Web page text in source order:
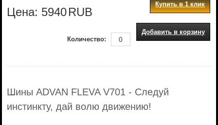
Цена: 5940RUB
Купить в 1 клик
Добавить в корзину
Количество:
Шины ADVAN FLEVA V701 - Следуй
инстинкту, дай волю движению!